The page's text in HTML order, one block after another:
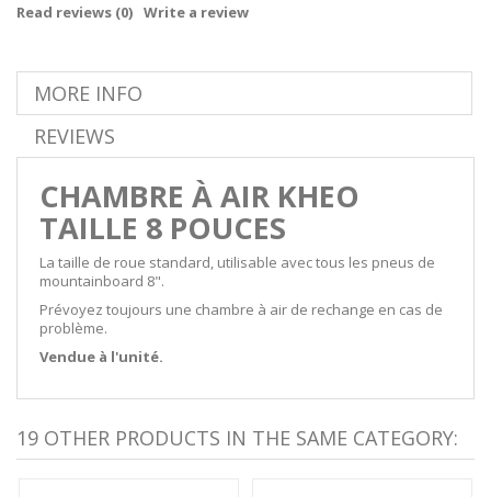
Read reviews (0) Write a review
MORE INFO
REVIEWS
CHAMBRE À AIR KHEO
TAILLE 8 POUCES
La taille de roue standard, utilisable avec tous les pneus de
mountainboard 8".
Prévoyez toujours une chambre à air de rechange en cas de
problème.
Vendue à l'unité.
19 OTHER PRODUCTS IN THE SAME CATEGORY: